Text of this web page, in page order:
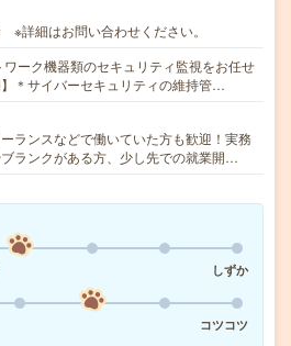
詳細はお問い合わせください。
ーク機器類のセキュリティ監視をお任せ
＊サイバーセキュリティの維持管…
ランスなどで働いていた方も歓迎！実務
ランクがある方、少し先での就業開…
しずか
コツコツ